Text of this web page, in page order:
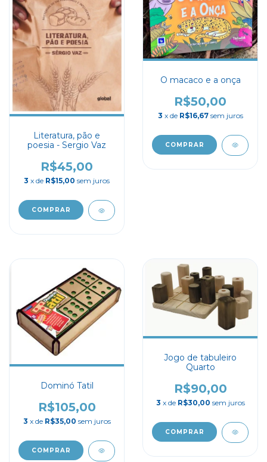
Literatura, pão e
poesia - Sergio Vaz
R$45,00
3 x de R$15,00 sem juros
O macaco e a onça
R$50,00
3 x de R$16,67 sem juros
Dominó Tatil
R$105,00
3 x de R$35,00 sem juros
Jogo de tabuleiro
Quarto
R$90,00
3 x de R$30,00 sem juros